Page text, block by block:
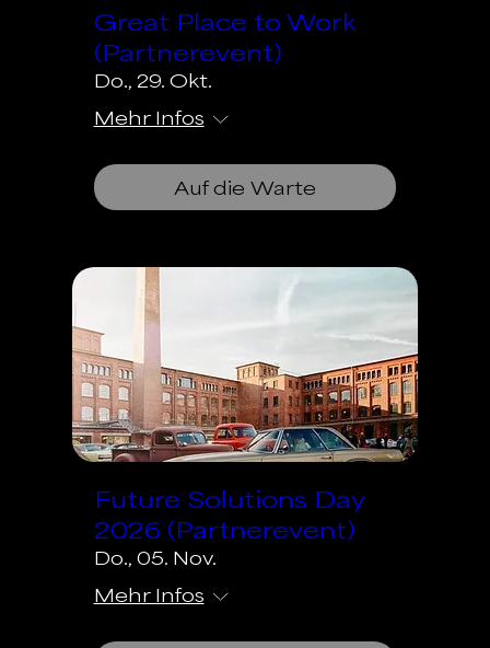
Great Place to Work
(Partnerevent)
Do., 29. Okt.
Mehr Infos
Auf die Warte
Future Solutions Day
2026 (Partnerevent)
Do., 05. Nov.
Mehr Infos